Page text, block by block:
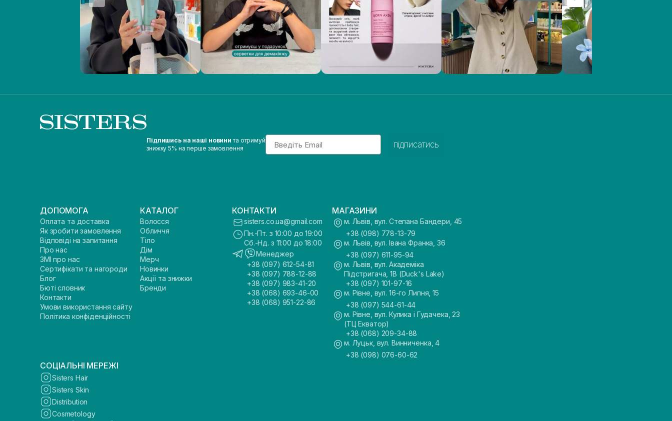
Підпишись на наші новини та отримуй
знижку 5% на перше замовлення
Email
підписатись
ДОПОМОГА
Оплата та доставка
Як зробити замовлення
Відповіді на запитання
Про нас
ЗМІ про нас
Сертифікати та нагороди
Блог
Бюті словник
Контакти
Умови використання сайту
Політика конфіденційності
КАТАЛОГ
Волосся
Обличчя
Тіло
Дім
Мерч
Новинки
Акції та знижки
Бренди
КОНТАКТИ
sisters.co.ua@gmail.com
Пн.-Пт. з 10:00 до 19:00
Сб.-Нд. з 11:00 до 18:00
Менеджер
+38 (097) 612-54-81
+38 (097) 788-12-88
+38 (097) 983-41-20
+38 (068) 693-46-00
+38 (068) 951-22-86
МАГАЗИНИ
м. Львів, вул. Степана Бандери, 45
+38 (098) 778-13-79
м. Львів, вул. Івана Франка, 36
+38 (097) 611-95-94
м. Львів, вул. Академіка
Підстригача, 1В (Duck's Lake)
+38 (097) 101-97-16
м. Рівне, вул. 16-го Липня, 15
+38 (097) 544-61-44
м. Рівне, вул. Кулика і Гудачека, 23
(ТЦ Екватор)
+38 (068) 209-34-88
м. Луцьк, вул. Винниченка, 4
+38 (098) 076-60-62
СОЦІАЛЬНІ МЕРЕЖІ
Sisters Hair
Sisters Skin
Distribution
Cosmetology